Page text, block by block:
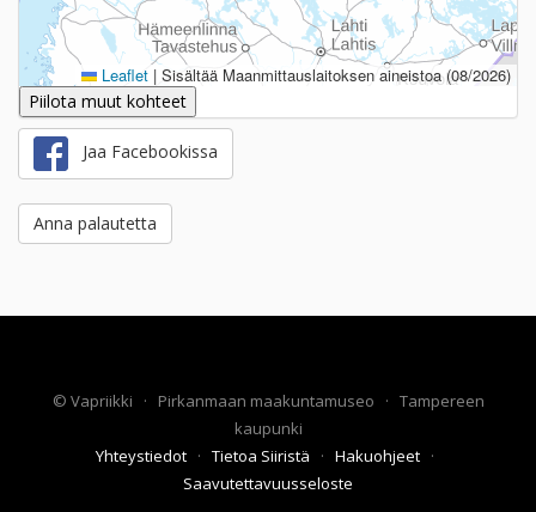
Leaflet | Sisältää Maanmittauslaitoksen aineistoa (08/2026)
Piilota muut kohteet
Jaa Facebookissa
Anna palautetta
© Vapriikki · Pirkanmaan maakuntamuseo · Tampereen
kaupunki
Yhteystiedot · Tietoa Siiristä · Hakuohjeet ·
Saavutettavuusseloste